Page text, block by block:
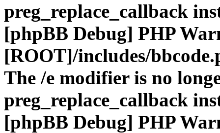
preg_replace_callback
[phpBB Debug] PHP
[ROOT]/includes/
The /e modifier is no
preg_replace_callback
[phpBB Debug] PHP